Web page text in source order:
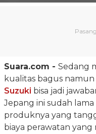
Suara.com - Sedang
kualitas bagus
Suzuki bisa jadi
Jepang ini sudah
produknya yang
biaya perawatan yang